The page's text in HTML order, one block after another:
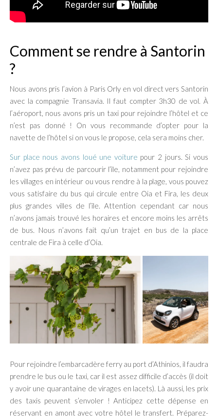
Comment se rendre à Santorin
?
Nous avons pris l’avion à Paris Orly en vol direct vers Santorin
avec la compagnie Transavia. Il faut compter 3h30 de vol. À
l’aéroport, nous avons pris un taxi pour rejoindre l’hôtel et ce
n’est pas donné ! On vous recommande d’opter pour la
navette de l’hôtel si on vous le propose, cela sera moins cher.
Sur place nous avons loué une voiture pour 2 jours. Si vous
n’avez pas prévu de parcourir l’île, notamment pour rejoindre
les villages en intérieur ou vous rendre à la plage, vous pouvez
vous satisfaire du bus qui circule entre Oia et Fira, les deux
plus grandes villes de l’île. Attention cependant car nous
n’avons jamais trouvé les horaires et encore moins les arrêts
de bus. Nous n’avons fait qu’un trajet en bus de la place
centrale de Fira à celle d’Oia.
Pour rejoindre l’embarcadère ferry au port d’Athinios, il faudra
prendre le bus ou le taxi, car il est assez difficile d’accès (il doit
y avoir une quarantaine de virages en lacets). Là aussi, les prix
des taxis peuvent s’envoler ! Anticipez cette dépense en
réservant en amont avec votre hôtel le transfert. Préparez-